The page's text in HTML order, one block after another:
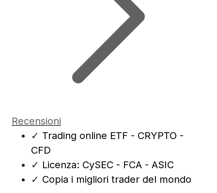
Recensioni
✓ Trading online ETF - CRYPTO -
CFD
✓ Licenza: CySEC - FCA - ASIC
✓ Copia i migliori trader del mondo